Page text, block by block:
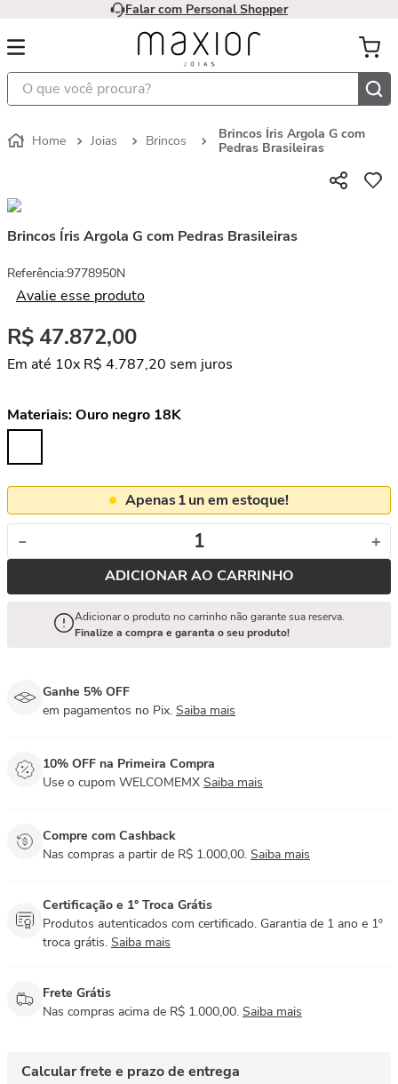
Falar com Personal Shopper
O que você procura?
Joias Brincos
Brincos Íris Argola G com
Pedras Brasileiras
Brincos Íris Argola G com Pedras Brasileiras
Referência:9778950N
Avalie esse produto
R$ 47.872,00
Em até 10x R$ 4.787,20 sem juros
Materiais:Ouro negro 18K
Apenas1un em estoque!
＋
－
ADICIONAR AO CARRINHO
Adicionar o produto no carrinho não garante sua reserva.
Finalize a compra e garanta o seu produto!
Ganhe 5% OFF
em pagamentos no Pix. Saiba mais
10% OFF na Primeira Compra
Use o cupom WELCOMEMX Saiba mais
Compre com Cashback
Nas compras a partir de R$ 1.000,00. Saiba mais
Certificação e 1° Troca Grátis
Produtos autenticados com certificado. Garantia de 1 ano e 1º
troca grátis. Saiba mais
Frete Grátis
Nas compras acima de R$ 1.000,00. Saiba mais